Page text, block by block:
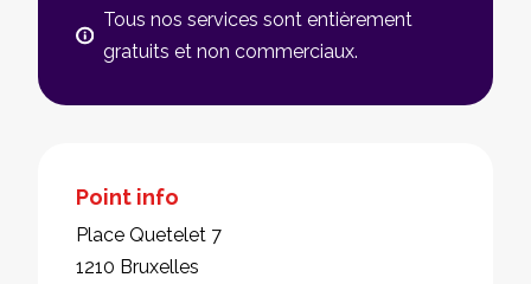
Tous nos services sont entièrement
gratuits et non commerciaux.
Point info
Place Quetelet 7
1210 Bruxelles